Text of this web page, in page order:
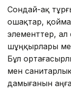
Сондай-ақ
ошақтар,
элементтер,
шұңқырлары
Бұл
мен
дамығанын